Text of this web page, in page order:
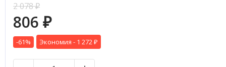
2 078₽
806 ₽
-61% Экономия - 1 272 ₽